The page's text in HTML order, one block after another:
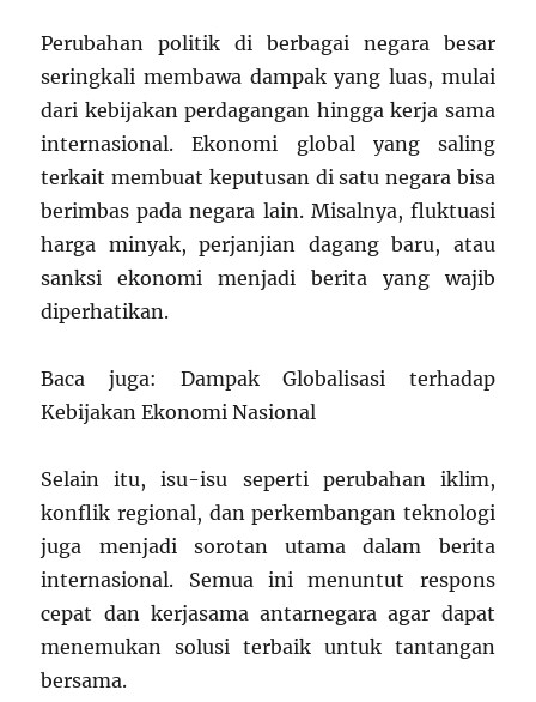
Perubahan politik di berbagai negara besar
seringkali membawa dampak yang luas, mulai
dari kebijakan perdagangan hingga kerja sama
internasional. Ekonomi global yang saling
terkait membuat keputusan di satu negara bisa
berimbas pada negara lain. Misalnya, fluktuasi
harga minyak, perjanjian dagang baru, atau
sanksi ekonomi menjadi berita yang wajib
diperhatikan.
Baca juga: Dampak Globalisasi terhadap
Kebijakan Ekonomi Nasional
Selain itu, isu-isu seperti perubahan iklim,
konflik regional, dan perkembangan teknologi
juga menjadi sorotan utama dalam berita
internasional. Semua ini menuntut respons
cepat dan kerjasama antarnegara agar dapat
menemukan solusi terbaik untuk tantangan
bersama.